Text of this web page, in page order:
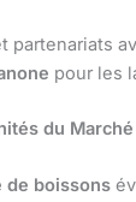
partenariats
pour les
du
de boissons